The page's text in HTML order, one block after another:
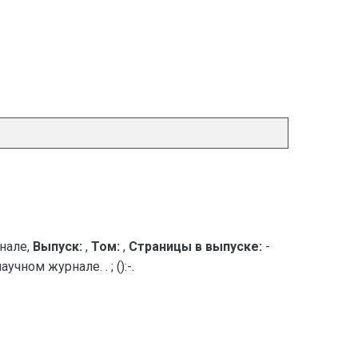
Выпуск: , Том: , Страницы в выпуске: -
журнале. . ; ():-.